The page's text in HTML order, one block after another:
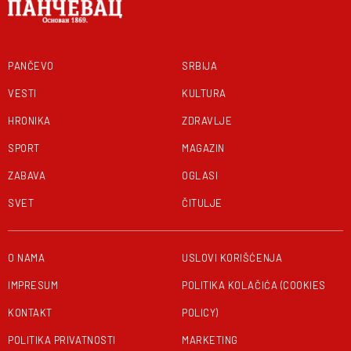
PANČEVO
VESTI
HRONIKA
SPORT
ZABAVA
SVET
SRBIJA
KULTURA
ZDRAVLJE
MAGAZIN
OGLASI
ČITULJE
O NAMA
IMPRESUM
KONTAKT
POLITIKA PRIVATNOSTI
USLOVI KORIŠĆENJA
POLITIKA KOLAČIĆA (COOKIES
POLICY)
MARKETING